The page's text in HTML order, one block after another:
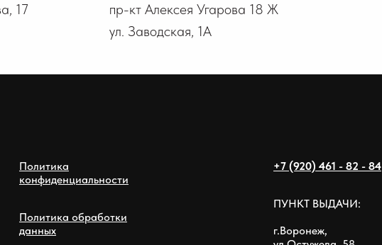
17
пр-кт Алексея Угарова 18 Ж
ул. Заводская, 1А
Политика
конфиденциальности
Политика обработки
данных
+7 (920) 461 - 82 - 84
ПУНКТ ВЫДАЧИ:
г.Воронеж,